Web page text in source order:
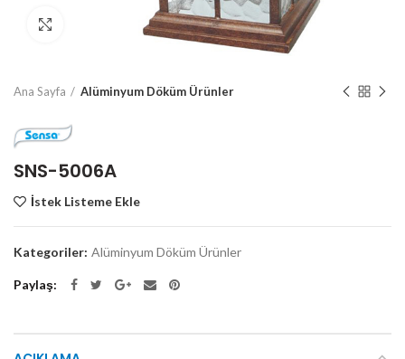
Click to enlarge
Ana Sayfa Alüminyum Döküm Ürünler
SNS-5006A
İstek Listeme Ekle
Kategoriler: Alüminyum Döküm Ürünler
Paylaş